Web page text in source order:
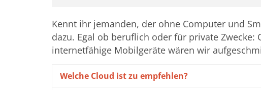
Kennt ihr jemanden, der ohne Computer und
dazu. Egal ob beruflich oder für private
internetfähige Mobilgeräte wären wir
Welche Cloud ist zu empfehlen?